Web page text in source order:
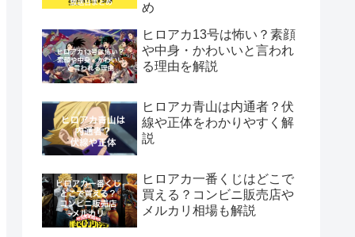
め
ヒロアカ13号は怖い？素顔
や中身・かわいいと言われ
る理由を解説
ヒロアカ青山は内通者？伏
線や正体をわかりやすく解
説
ヒロアカ一番くじはどこで
買える？コンビニ販売店や
メルカリ相場も解説